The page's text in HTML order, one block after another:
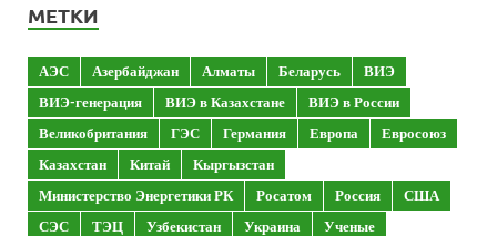
МЕТКИ
АЭС Азербайджан Алматы Беларусь
ВИЭ
ВИЭ-генерация
ВИЭ в Казахстане
ВИЭ в России
Великобритания
ГЭС Германия Европа
Евросоюз
Казахстан
Китай
Кыргызстан
Министерство Энергетики РК
Росатом Россия
США
СЭС
ТЭЦ Узбекистан Украина
Ученые